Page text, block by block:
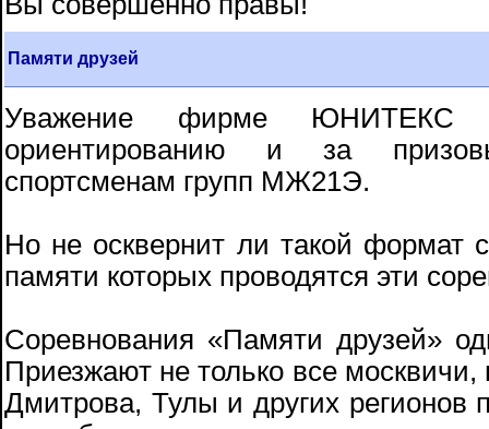
Памяти друзей
Уважение фирме ЮНИТЕКС
ориентированию и за
спортсменам групп МЖ21Э.
Но не осквернит ли такой формат
памяти которых проводятся эти
Соревнования «Памяти друзей»
Приезжают не только все
Дмитрова, Тулы и других регионов